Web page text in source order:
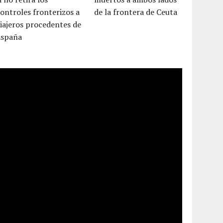
fronterizos a
procedentes de
de la frontera de Ceuta